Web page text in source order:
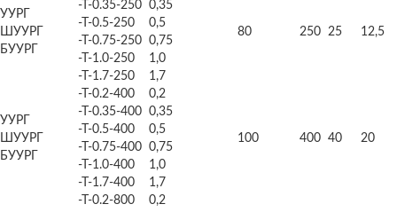
УУРГ
ШУУРГ
БУУРГ
80 250 25 12,5
-Т-0.35-250 0,35
-Т-0.5-250
0,5
-Т-0.75-250 0,75
-Т-1.0-250
1,0
-Т-1.7-250
1,7
УУРГ
ШУУРГ
БУУРГ
-Т-0.2-400 0,2
100 400 40 20
-Т-0.35-400 0,35
-Т-0.5-400
0,5
-Т-0.75-400 0,75
-Т-1.0-400
1,0
-Т-1.7-400
1,7
-Т-0.2-800
0,2